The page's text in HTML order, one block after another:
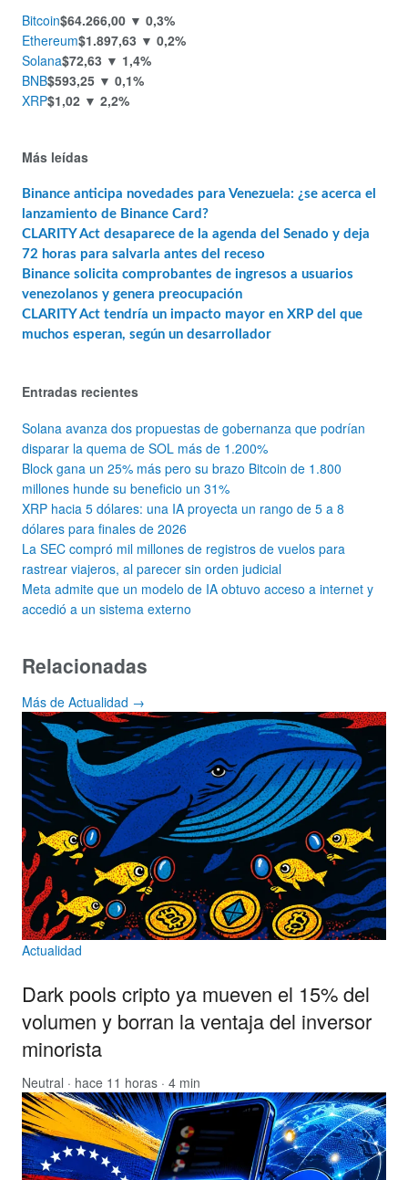
Bitcoin$64.266,00 ▼ 0,3%
Ethereum$1.897,63 ▼ 0,2%
Solana$72,63 ▼ 1,4%
BNB$593,25 ▼ 0,1%
XRP$1,02 ▼ 2,2%
Más leídas
Binance anticipa novedades para Venezuela: ¿se acerca el
lanzamiento de Binance Card?
CLARITY Act desaparece de la agenda del Senado y deja
72 horas para salvarla antes del receso
Binance solicita comprobantes de ingresos a usuarios
venezolanos y genera preocupación
CLARITY Act tendría un impacto mayor en XRP del que
muchos esperan, según un desarrollador
Entradas recientes
Solana avanza dos propuestas de gobernanza que podrían
disparar la quema de SOL más de 1.200%
Block gana un 25% más pero su brazo Bitcoin de 1.800
millones hunde su beneficio un 31%
XRP hacia 5 dólares: una IA proyecta un rango de 5 a 8
dólares para finales de 2026
La SEC compró mil millones de registros de vuelos para
rastrear viajeros, al parecer sin orden judicial
Meta admite que un modelo de IA obtuvo acceso a internet y
accedió a un sistema externo
Relacionadas
Más de Actualidad →
Actualidad
Dark pools cripto ya mueven el 15% del
volumen y borran la ventaja del inversor
minorista
Neutral · hace 11 horas · 4 min